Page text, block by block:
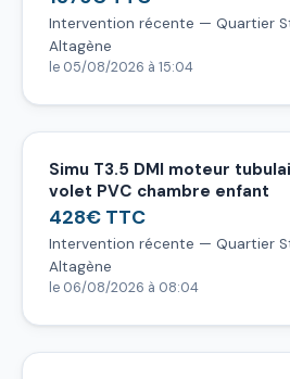
Intervention récente — Quartier
Altagène
le 05/08/2026 à 15:04
Simu T3.5 DMI moteur
volet PVC chambre enfant
428€ TTC
Intervention récente — Quartier
Altagène
le 06/08/2026 à 08:04